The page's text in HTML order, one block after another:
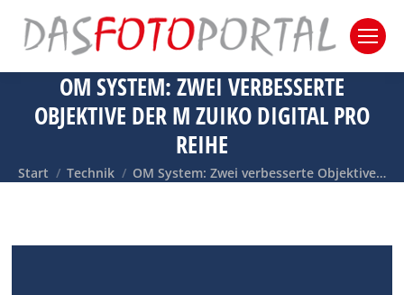
OM SYSTEM: ZWEI VERBESSERTE
OBJEKTIVE DER M ZUIKO DIGITAL PRO
REIHE
Sie befinden sich hier:
Start Technik OM System: Zwei verbesserte Objektive…